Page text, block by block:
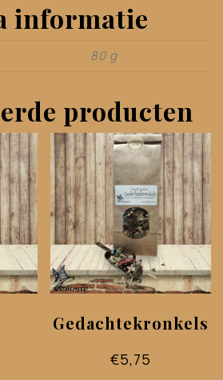
informatie
80 g
producten
Gedachtekronkels
€5,75